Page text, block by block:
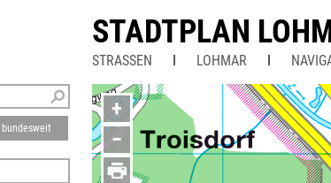
STADTPLAN
STRASSEN LOHMAR
+
−
bundesweit